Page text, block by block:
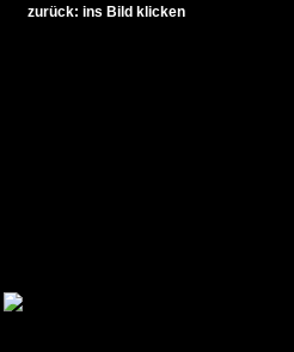
zurück: ins Bild klicken